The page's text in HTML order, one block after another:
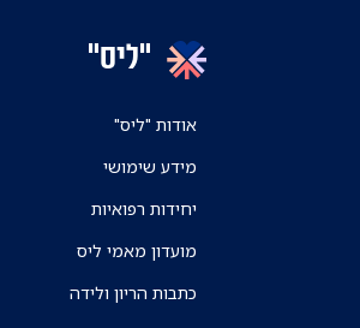
"ליס"
אודות "ליס"
מידע שימושי
יחידות רפואיות
מועדון מאמי ליס
כתבות הריון ולידה